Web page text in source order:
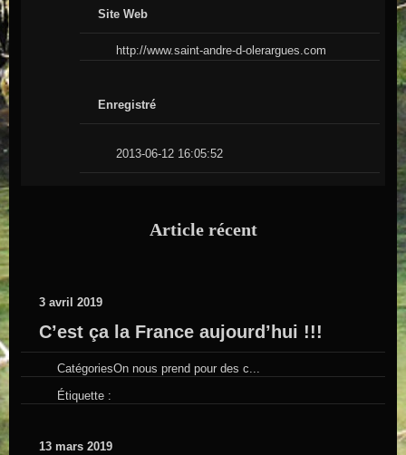
Site Web
http://www.saint-andre-d-olerargues.com
Enregistré
2013-06-12 16:05:52
Article récent
3 avril 2019
C’est ça la France aujourd’hui !!!
CatégoriesOn nous prend pour des c...
Étiquette :
13 mars 2019